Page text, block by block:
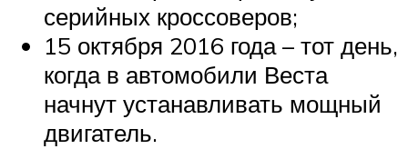
серийных кроссоверов;
15 октября 2016 года – тот день,
когда в автомобили Веста
начнут устанавливать мощный
двигатель.